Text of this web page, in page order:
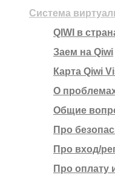
Система
QIWI в
Заем на Qiwi
Карта Qiwi
О
Общие
Про
Про вход/
Про оплату